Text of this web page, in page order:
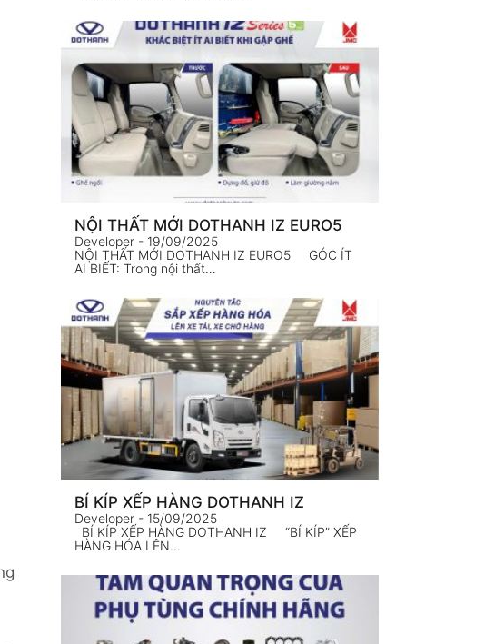
NỘI THẤT MỚI DOTHANH IZ EURO5
Developer - 19/09/2025
NỘI THẤT MỚI DOTHANH IZ EURO5 GÓC ÍT
AI BIẾT: Trong nội thất…
BÍ KÍP XẾP HÀNG DOTHANH IZ
Developer - 15/09/2025
BÍ KÍP XẾP HÀNG DOTHANH IZ “BÍ KÍP” XẾP
HÀNG HÓA LÊN…